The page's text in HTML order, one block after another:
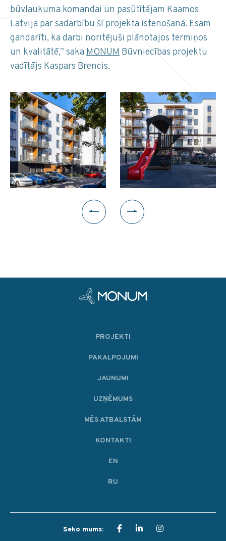
būvlaukuma komandai un pasūtītājam Kaamos
Latvija par sadarbību šī projekta īstenošanā. Esam
gandarīti, ka darbi noritējuši plānotajos termiņos
un kvalitātē,” saka MONUM Būvniecības projektu
vadītājs Kaspars Brencis.
PROJEKTI
PAKALPOJUMI
JAUNUMI
UZŅĒMUMS
MĒS ATBALSTĀM
KONTAKTI
EN
RU
Seko mums: